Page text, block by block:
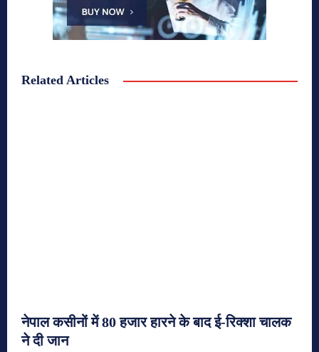
Related Articles
नेपाल कसीनों में 80 हजार हारने के बाद ई-रिक्शा चालक
ने दी जान